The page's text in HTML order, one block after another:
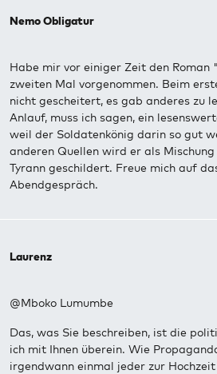
Nemo Obligatur
Habe mir vor einiger Zeit den Roman
zweiten Mal vorgenommen. Beim
nicht gescheitert, es gab anderes zu
Anlauf, muss ich sagen, ein
weil der Soldatenkönig darin so gut
anderen Quellen wird er als
Tyrann geschildert. Freue mich auf
Abendgespräch.
Laurenz
@Mboko Lumumbe
Das, was Sie beschreiben, ist die
ich mit Ihnen überein. Wie
irgendwann einmal jeder zur